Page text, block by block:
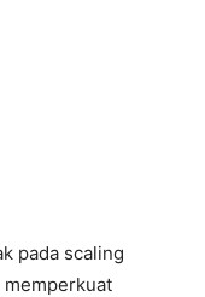
pada scaling
memperkuat